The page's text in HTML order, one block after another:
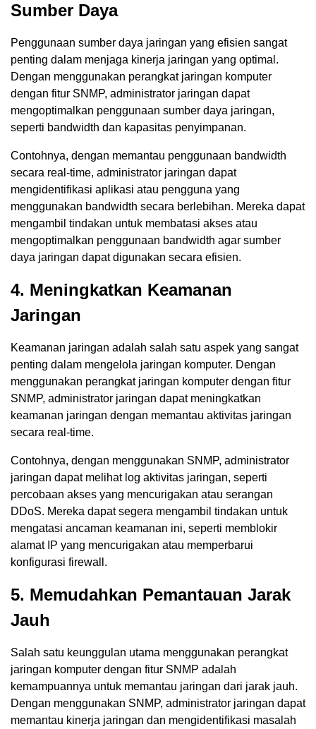
Sumber Daya
Penggunaan sumber daya jaringan yang efisien sangat
penting dalam menjaga kinerja jaringan yang optimal.
Dengan menggunakan perangkat jaringan komputer
dengan fitur SNMP, administrator jaringan dapat
mengoptimalkan penggunaan sumber daya jaringan,
seperti bandwidth dan kapasitas penyimpanan.
Contohnya, dengan memantau penggunaan bandwidth
secara real-time, administrator jaringan dapat
mengidentifikasi aplikasi atau pengguna yang
menggunakan bandwidth secara berlebihan. Mereka dapat
mengambil tindakan untuk membatasi akses atau
mengoptimalkan penggunaan bandwidth agar sumber
daya jaringan dapat digunakan secara efisien.
4. Meningkatkan Keamanan
Jaringan
Keamanan jaringan adalah salah satu aspek yang sangat
penting dalam mengelola jaringan komputer. Dengan
menggunakan perangkat jaringan komputer dengan fitur
SNMP, administrator jaringan dapat meningkatkan
keamanan jaringan dengan memantau aktivitas jaringan
secara real-time.
Contohnya, dengan menggunakan SNMP, administrator
jaringan dapat melihat log aktivitas jaringan, seperti
percobaan akses yang mencurigakan atau serangan
DDoS. Mereka dapat segera mengambil tindakan untuk
mengatasi ancaman keamanan ini, seperti memblokir
alamat IP yang mencurigakan atau memperbarui
konfigurasi firewall.
5. Memudahkan Pemantauan Jarak
Jauh
Salah satu keunggulan utama menggunakan perangkat
jaringan komputer dengan fitur SNMP adalah
kemampuannya untuk memantau jaringan dari jarak jauh.
Dengan menggunakan SNMP, administrator jaringan dapat
memantau kinerja jaringan dan mengidentifikasi masalah